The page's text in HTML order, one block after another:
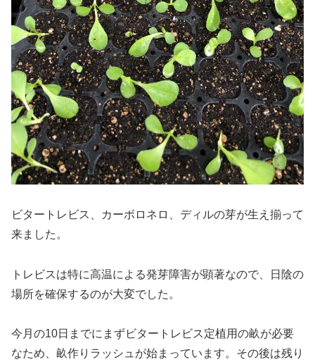
ビタートレビス、カーボロネロ、ディルの芽が生え揃って
来ました。
トレビスは特に高温による発芽障害が顕著なので、日陰の
場所を確保するのが大変でした。
今月の10日までにまずビタートレビス定植用の畝が必要
なため、畝作りラッシュが始まっています。その後は残り